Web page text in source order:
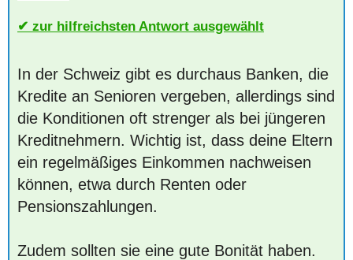
zur hilfreichsten Antwort ausgewählt
In der Schweiz gibt es durchaus Banken, die
Kredite an Senioren vergeben, allerdings sind
die Konditionen oft strenger als bei jüngeren
Kreditnehmern. Wichtig ist, dass deine Eltern
ein regelmäßiges Einkommen nachweisen
können, etwa durch Renten oder
Pensionszahlungen.
Zudem sollten sie eine gute Bonität haben.